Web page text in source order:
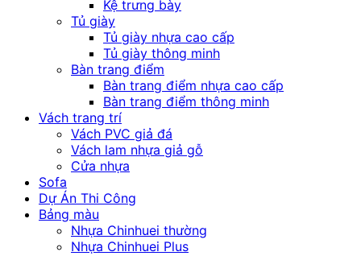
Kệ trưng bày
Tủ giày
Tủ giày nhựa cao cấp
Tủ giày thông minh
Bàn trang điểm
Bàn trang điểm nhựa cao cấp
Bàn trang điểm thông minh
Vách trang trí
Vách PVC giả đá
Vách lam nhựa giả gỗ
Cửa nhựa
Sofa
Dự Án Thi Công
Bảng màu
Nhựa Chinhuei thường
Nhựa Chinhuei Plus